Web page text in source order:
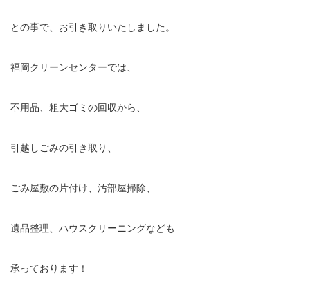
との事で、お引き取りいたしました。
福岡クリーンセンターでは、
不用品、粗大ゴミの回収から、
引越しごみの引き取り、
ごみ屋敷の片付け、汚部屋掃除、
遺品整理、ハウスクリーニングなども
承っております！